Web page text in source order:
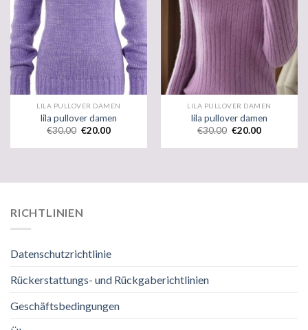
LILA PULLOVER DAMEN
lila pullover damen
€30.00 €20.00
LILA PULLOVER DAMEN
lila pullover damen
€30.00 €20.00
RICHTLINIEN
Datenschutzrichtlinie
Rückerstattungs- und Rückgaberichtlinien
Geschäftsbedingungen